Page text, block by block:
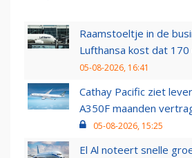
Raamstoeltje in de
Lufthansa kost dat
05-08-2026, 16:41
Cathay Pacific ziet
A350F maanden
05-08-2026, 15:25
El Al noteert snelle